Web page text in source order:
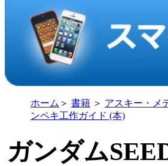
ホーム ＞ 書籍 ＞ アスキー・メ
ンペキ工作ガイド (本)
ガンダム